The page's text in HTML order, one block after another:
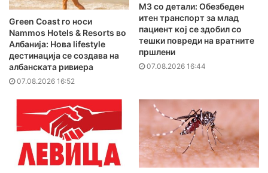
Green Coast го носи
Nammos Hotels & Resorts во
Албанија: Нова lifestyle
дестинација се создава на
албанската ривиера
07.08.2026 16:52
MЗ со детали: Обезбеден
итен транспорт за млад
пациент кој се здобил со
тешки повреди на вратните
пршлени
07.08.2026 16:44